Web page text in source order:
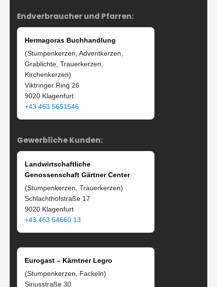
Endverbraucher und Pfarren:
Hermagoras Buchhandlung
(Stumpenkerzen, Adventkerzen,
Grablichte, Trauerkerzen,
Kirchenkerzen)
Viktringer Ring 26
9020 Klagenfurt
+43 463 5651546
Gewerbliche Kunden:
Landwirtschaftliche
Genossenschaft Gärtner Center
(Stumpenkerzen, Trauerkerzen)
Schlachthofstraße 17
9020 Klagenfurt
+43 463 54660 13
Eurogast – Kärntner Legro
(Stumpenkerzen, Fackeln)
Siriusstraße 30